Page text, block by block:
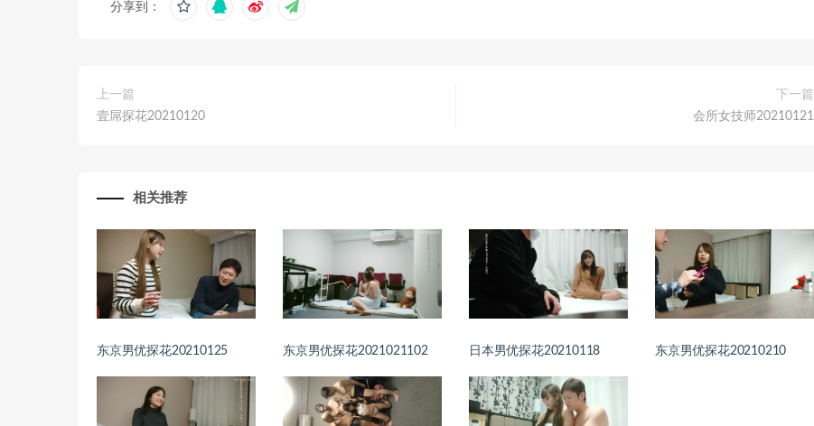
分享到：
上一篇
壹屌探花20210120
下一篇
会所女技师20210121
相关推荐
东京男优探花20210125 东京男优探花2021021102 日本男优探花20210118 东京男优探花20210210